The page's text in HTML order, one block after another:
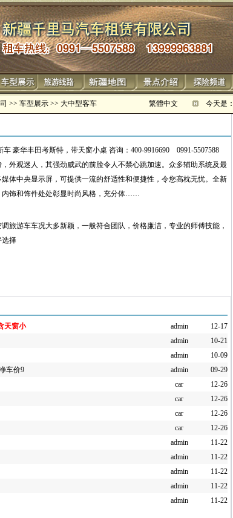
>> 车型展示>> 大中型客车 繁體中文 今天是：
车 豪华丰田考斯特，带天窗小桌 咨询：400-9916690 0991-5507588
外观迷人，其强劲威武的前脸令人不禁心跳加速。众多辅助系统及最
体中央显示屏，可提供一流的舒适性和便捷性，令您高枕无忧。全新
内饰和饰件处处彰显时尚风格，充分体……
旅游车车况大多新颖，一般符合团队，价格廉洁，专业的师傅技能，
选择
天窗小 admin
12-17
admin
10-21
admin
10-09
车价9 admin
09-29
car
12-26
car
12-26
car
12-26
car
12-26
admin
11-22
admin
11-22
admin
11-22
admin
11-22
admin 11-22